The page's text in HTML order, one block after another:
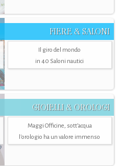
FIERE & SALONI
Il giro del mondo
in 40 Saloni nautici
GIOIELLI & OROLOGI
Maggi Officine, sott’acqua
l'orologio ha un valore immenso